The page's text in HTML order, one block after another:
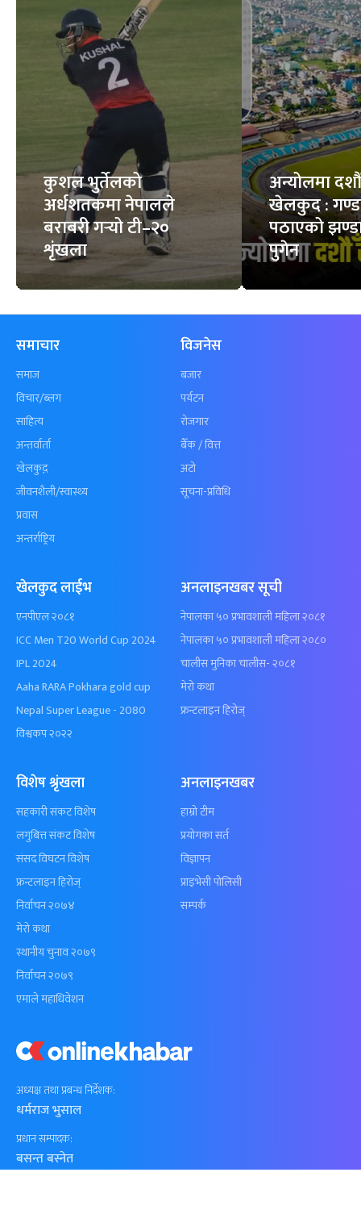
कुशल भुर्तेलको
अर्धशतकमा नेपालले
बराबरी गर्‍यो टी–२०
शृंखला
अन्योलमा दशौँ
खेलकुद :
पठाएको
पुगेन
अध्यक्ष तथा प्रबन्ध निर्देशक:
धर्मराज भुसाल
प्रधान सम्पादक:
बसन्त बस्नेत
समाचार
समाज
विचार/ब्लग
साहित्य
अन्तर्वार्ता
खेलकुद़़
जीवनशैली/स्वास्थ्य
प्रवास
अन्तर्राष्ट्रिय
विजनेस
बजार
पर्यटन
रोजगार
बैँक / वित्त
अटो
सूचना-प्रविधि
खेलकुद लाईभ
एनपीएल २०८१
ICC Men T20 World Cup 2024
IPL 2024
Aaha RARA Pokhara gold cup
Nepal Super League - 2080
विश्वकप २०२२
अनलाइनखबर सूची
नेपालका ५० प्रभावशाली महिला २०८१
नेपालका ५० प्रभावशाली महिला २०८०
चालीस मुनिका चालीस- २०८१
मेरो कथा
फ्रन्टलाइन हिरोज्
विशेष श्रृंखला
सहकारी संकट विशेष
लगुबित्त संकट विशेष
संसद विघटन विशेष
फ्रन्टलाइन हिरोज्
निर्वाचन २०७४
मेरो कथा
स्थानीय चुनाव २०७९
निर्वाचन २०७९
एमाले महाधिवेशन
अनलाइनखबर
हाम्रो टीम
प्रयोगका सर्त
विज्ञापन
प्राइभेसी पोलिसी
सम्पर्क